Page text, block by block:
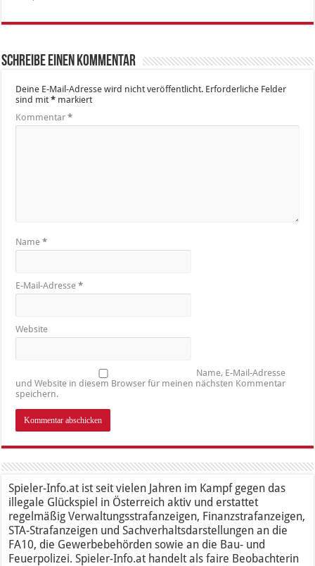
Schreibe einen Kommentar
Deine E-Mail-Adresse wird nicht veröffentlicht. Erforderliche Felder
sind mit* markiert
Kommentar*
Name*
E-Mail-Adresse*
Website
Name, E-Mail-Adresse
und Website in diesem Browser für meinen nächsten Kommentar
speichern.
Spieler-Info.at ist seit vielen Jahren im Kampf gegen das
illegale Glückspiel in Österreich aktiv und erstattet
regelmäßig Verwaltungsstrafanzeigen, Finanzstrafanzeigen,
STA-Strafanzeigen und Sachverhaltsdarstellungen an die
FA10, die Gewerbebehörden sowie an die Bau- und
Feuerpolizei. Spieler-Info.at handelt als faire Beobachterin